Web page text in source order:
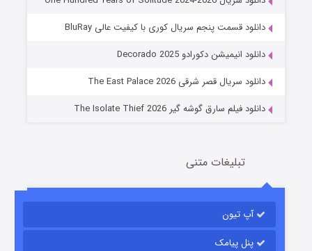
خاندان اژدها فصل ۳
قسمت6 (زیرنویس) منتشر شد
دانلود قسمت پنجم سریال کوری با کیفیت عالی BluRay
دانلود انیمیشن دکورادو Decorado 2025
دانلود سریال قصر شرقی The East Palace 2026
دانلود فیلم سارق گوشه گیر The Isolate Thief 2026
تبلیغات متنی
آپ تیون
پنل پیامک